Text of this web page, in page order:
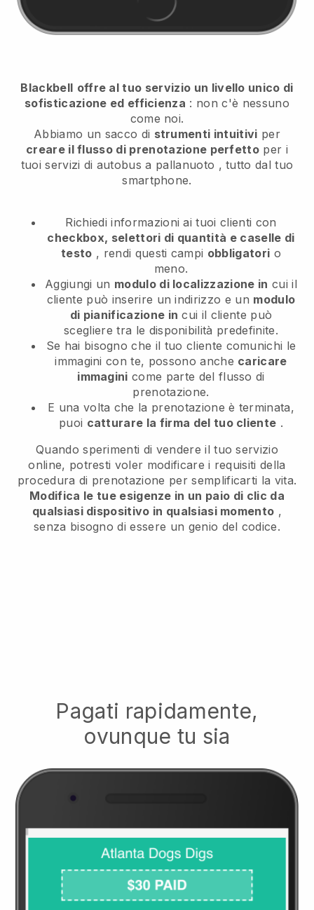
Blackbell offre al tuo servizio un livello unico di
sofisticazione ed efficienza : non c'è nessuno
come noi.
Abbiamo un sacco di strumenti intuitivi per
creare il flusso di prenotazione perfetto per i
tuoi servizi di autobus a pallanuoto , tutto dal tuo
smartphone.
Richiedi informazioni ai tuoi clienti con
checkbox, selettori di quantità e caselle di
testo , rendi questi campi obbligatori o
meno.
Aggiungi un modulo di localizzazione in cui il
cliente può inserire un indirizzo e un modulo
di pianificazione in cui il cliente può
scegliere tra le disponibilità predefinite.
Se hai bisogno che il tuo cliente comunichi le
immagini con te, possono anche caricare
immagini come parte del flusso di
prenotazione.
E una volta che la prenotazione è terminata,
puoi catturare la firma del tuo cliente .
Quando sperimenti di vendere il tuo servizio
online, potresti voler modificare i requisiti della
procedura di prenotazione per semplificarti la vita.
Modifica le tue esigenze in un paio di clic da
qualsiasi dispositivo in qualsiasi momento ,
senza bisogno di essere un genio del codice.
Pagati rapidamente,
ovunque tu sia